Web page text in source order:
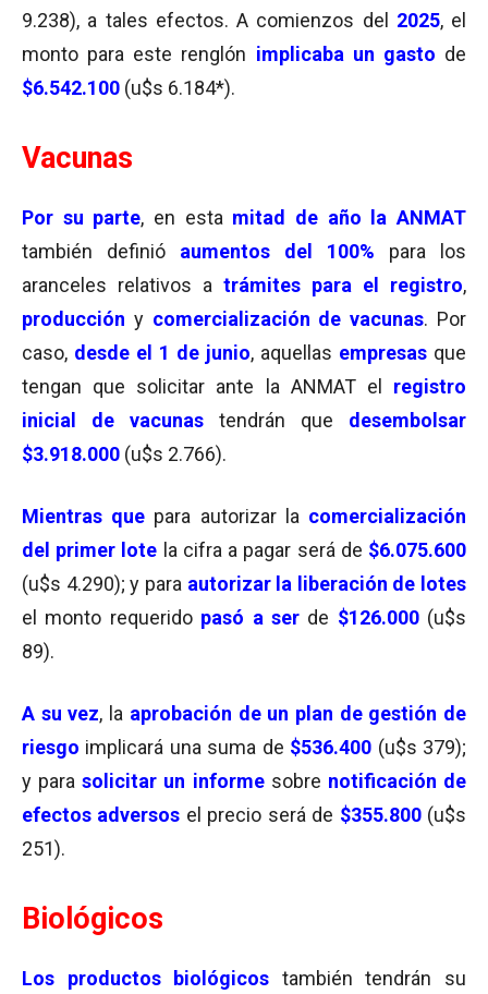
9.238), a tales efectos. A comienzos del 2025, el
monto para este renglón implicaba un gasto de
$6.542.100 (u$s 6.184*).
Vacunas
Por su parte, en esta mitad de año la ANMAT
también definió aumentos del 100% para los
aranceles relativos a trámites para el registro,
producción y comercialización de vacunas. Por
caso, desde el 1 de junio, aquellas empresas que
tengan que solicitar ante la ANMAT el registro
inicial de vacunas tendrán que desembolsar
$3.918.000 (u$s 2.766).
Mientras que para autorizar la comercialización
del primer lote la cifra a pagar será de $6.075.600
(u$s 4.290); y para autorizar la liberación de lotes
el monto requerido pasó a ser de $126.000(u$s
89).
A su vez, la aprobación de un plan de gestión de
riesgo implicará una suma de $536.400 (u$s 379);
y parasolicitar un informesobre notificación de
efectos adversos el precio será de $355.800(u$s
251).
Biológicos
Los productos biológicos también tendrán su